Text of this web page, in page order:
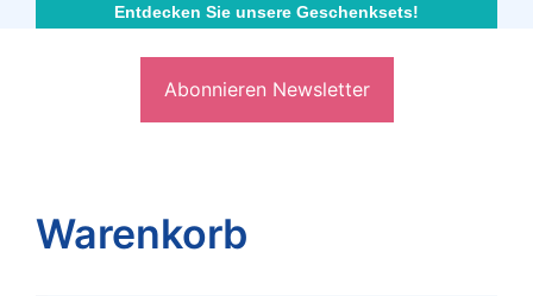
Entdecken Sie unsere Geschenksets!
Abonnieren Newsletter
Warenkorb